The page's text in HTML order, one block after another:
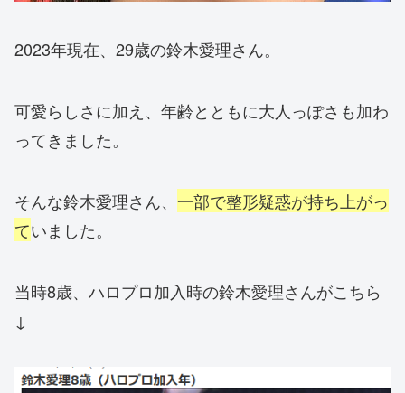
2023年現在、29歳の鈴木愛理さん。
可愛らしさに加え、年齢とともに大人っぽさも加わ
ってきました。
そんな鈴木愛理さん、 一部で整形疑惑が持ち上がっ
ていました。
当時8歳、ハロプロ加入時の鈴木愛理さんがこちら
↓